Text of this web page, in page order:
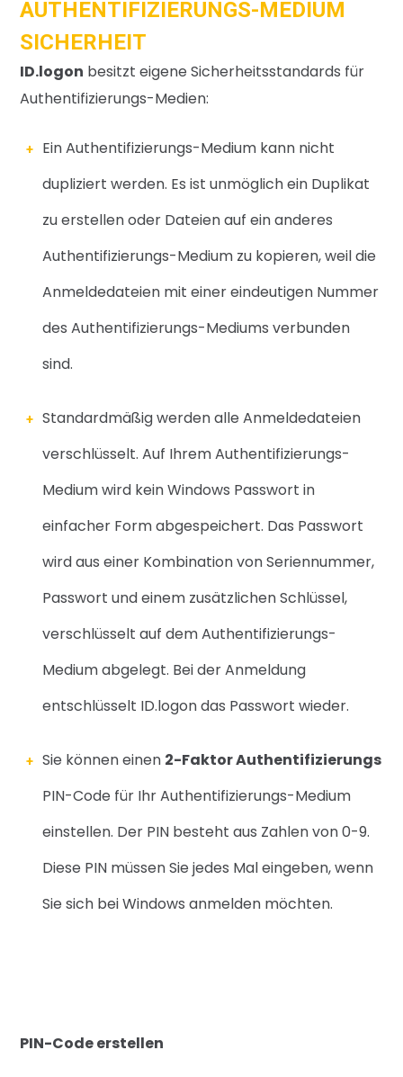
AUTHENTIFIZIERUNGS-MEDIUM
SICHERHEIT
ID.logon besitzt eigene Sicherheitsstandards für
Authentifizierungs-Medien:
Ein Authentifizierungs-Medium kann nicht
dupliziert werden. Es ist unmöglich ein Duplikat
zu erstellen oder Dateien auf ein anderes
Authentifizierungs-Medium zu kopieren, weil die
Anmeldedateien mit einer eindeutigen Nummer
des Authentifizierungs-Mediums verbunden
sind.
Standardmäßig werden alle Anmeldedateien
verschlüsselt. Auf Ihrem Authentifizierungs-
Medium wird kein Windows Passwort in
einfacher Form abgespeichert. Das Passwort
wird aus einer Kombination von Seriennummer,
Passwort und einem zusätzlichen Schlüssel,
verschlüsselt aufdem Authentifizierungs-
Medium abgelegt. Bei der Anmeldung
entschlüsselt ID.logon das Passwort wieder.
Sie können einen 2-Faktor Authentifizierungs
PIN-Code für Ihr Authentifizierungs-Medium
einstellen. Der PIN besteht aus Zahlen von 0-9.
Diese PIN müssen Sie jedes Mal eingeben, wenn
Siesich bei Windows anmelden möchten.
PIN-Code erstellen